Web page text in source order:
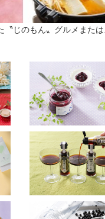
〝じのもん〟グルメまた